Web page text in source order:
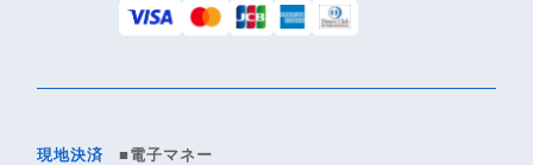
現地決済 ■電子マネー